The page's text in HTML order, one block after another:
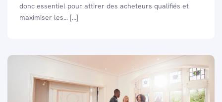
donc essentiel pour attirer des acheteurs qualifiés et
maximiser les... [...]